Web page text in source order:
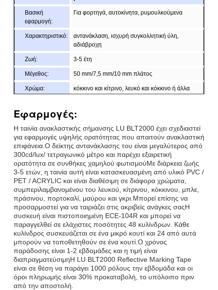
Βασική
εφαρμογή:
Για φορτηγά, αυτοκίνητα, ρυμουλκούμενα
Χαρακτηριστικό:
αντανάκλαση, ισχυρή συγκολλητική ύλη,
αδιάβροχη
Ζωή: 3-5 έτη
Μέγεθος: 50 mm/7,5 mm/10 mm πλάτος
Χρώμα: κόκκινο και κίτρινο, λευκό και κόκκινο ή άλλα
Δείγμα: Δωρεάν δείγμα κατά την παραλαβή του φορτίου
Παράδοση
7 ημέρες, ανάλογα με την ποσότητα της
παραγγελίας
Εφαρμογές:
Η ταινία ανακλαστικής σήμανσης LU BLT2000 έχει σχεδιαστεί
για εφαρμογές υψηλής ορατότητας που απαιτούν ανακλαστική
επιφάνεια.Ο δείκτης αντανάκλασης του είναι μεγαλύτερος από
300cd/lux/ τετραγωνικό μέτρο και παρέχει εξαιρετική
ορατότητα σε συνθήκες χαμηλού φωτισμούΜε διάρκεια ζωής
3-5 ετών, η ταινία αυτή είναι κατασκευασμένη από υλικό PVC /
PET / ACRYLIC και είναι διαθέσιμη σε διάφορα χρώματα,
συμπεριλαμβανομένου του λευκού, κίτρινου, κόκκινου, μπλε,
πράσινου, πορτοκαλί, μαύρου και γκρι.Μπορεί επίσης να
προσαρμοστεί για να ταιριάζει στις ακριβείς ανάγκες σαςΗ
συσκευή είναι πιστοποιημένη ECE-104R και μπορεί να
παραγγελθεί σε ελάχιστες ποσότητες 48 κυλίνδρων. Κάθε
κυλίνδρος συσκευάζεται σε ένα μικρό κουτί και 24 από αυτά
μπορούν να τοποθετηθούν σε ένα κουτί.Ο χρόνος
παράδοσης είναι 1-2 εβδομάδες και η τιμή είναι
διαπραγματεύσιμηΗ LU BLT2000 Reflective Marking Tape
είναι σε θέση να παράγει 1000 ρόλους την εβδομάδα και οι
όροι πληρωμής είναι 30% προκαταβολή, το υπόλοιπο πριν
από την αποστολή.